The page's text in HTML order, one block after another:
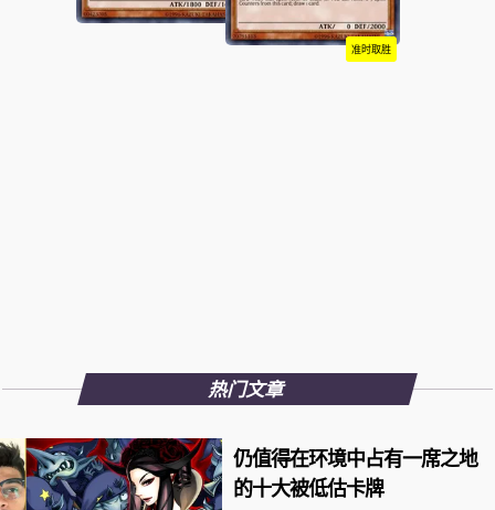
准时取胜
热门文章
仍值得在环境中占有一席之地
的十大被低估卡牌